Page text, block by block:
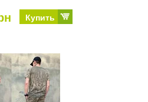
Купить